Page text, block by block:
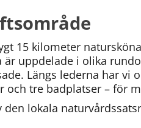
15 kilometer
är uppdelade i olika
Längs lederna har vi
och tre badplatser – för
lokala